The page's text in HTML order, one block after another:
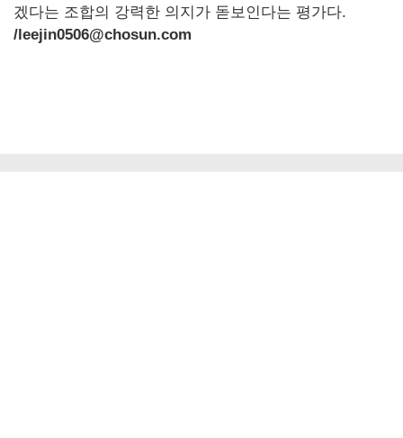
겠다는 조합의 강력한 의지가 돋보인다는 평가다.
/leejin0506@chosun.com